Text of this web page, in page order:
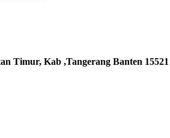
Timur, Kab ,Tangerang Banten 15521